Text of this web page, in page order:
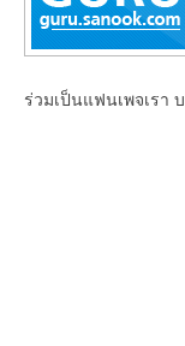
ร่วมเป็นแฟนเพจเรา